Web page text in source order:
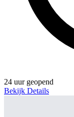
24 uur geopend
Bekijk Details